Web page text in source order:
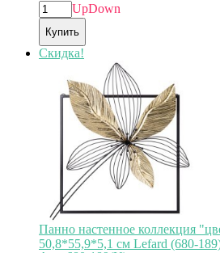
UpDown
Купить
Скидка!
Панно настенное коллекция
50,8*55,9*5,1 см Lefard (680-